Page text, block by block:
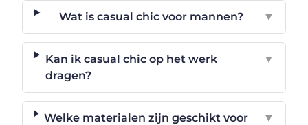
Wat is casual chic voor mannen? ▼
Kan ik casual chic op het werk
dragen?
▼
Welke materialen zijn geschikt voor
▼